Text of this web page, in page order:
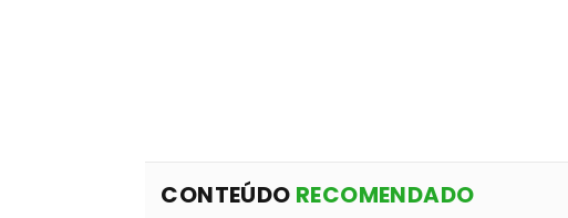
CONTEÚDO RECOMENDADO